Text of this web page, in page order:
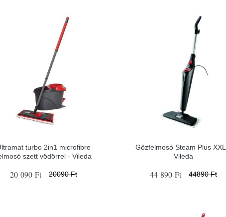
turbo 2in1 microfibre
szett vödörrel - Vileda
20 090 Ft 20090 Ft
Gőzfelmosó Steam Plus
Vileda
44 890 Ft 44890 Ft